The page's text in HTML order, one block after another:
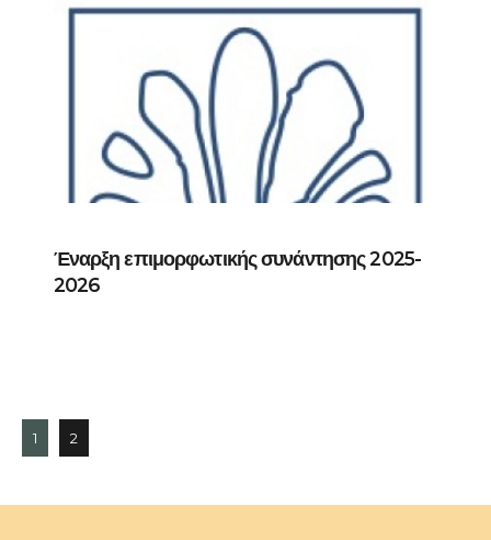
Έναρξη επιμορφωτικής συνάντησης 2025-
2026
1 2